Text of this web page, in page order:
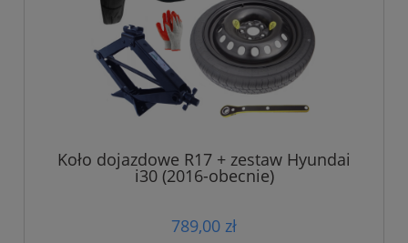
Koło dojazdowe R17 + zestaw Hyundai
i30 (2016-obecnie)
789,00 zł